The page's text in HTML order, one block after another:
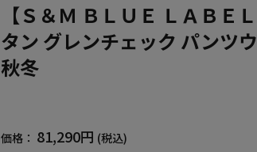
【Ｓ＆Ｍ ＢＬＵＥ ＬＡＢＥ
タン グレンチェック パンツ
秋冬
価格： 81,290円 (税込)